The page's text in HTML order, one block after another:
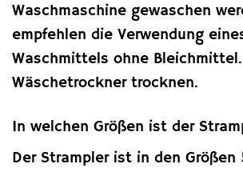
Waschmaschine gewaschen
empfehlen die Verwendung
Waschmittels ohne
Wäschetrockner trocknen.
In welchen Größen ist der
Der Strampler ist in den